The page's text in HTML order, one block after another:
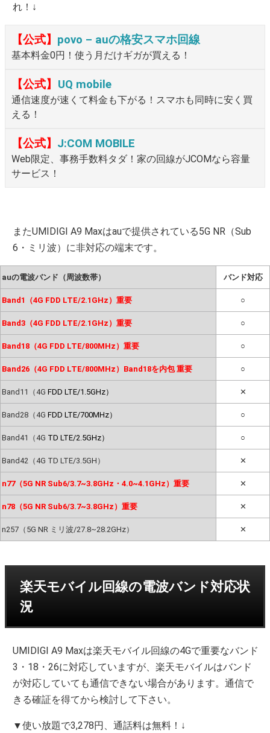
れ！↓
【公式】 povo – auの格安スマホ回線
基本料金0円！使う月だけギガが買える！
【公式】 UQ mobile
通信速度が速くて料金も下がる！スマホも同時に安く買
える！
【公式】 J:COM MOBILE
Web限定、事務手数料タダ！家の回線がJCOMなら容量
サービス！
またUMIDIGI A9 Maxはauで提供されている5G NR（Sub
6・ミリ波）に非対応の端末です。
auの電波バンド（周波数帯） バンド対応
Band1（4G FDD LTE/2.1GHz）重要 ○
Band3（4G FDD LTE/2.1GHz）重要 ○
Band18（4G FDD LTE/800MHz）重要 ○
Band26（4G FDD LTE/800MHz）Band18を内包 重要 ○
Band11（4G FDD LTE/1.5GHz） ✕
Band28（4G FDD LTE/700MHz） ○
Band41（4G TD LTE/2.5GHz） ○
Band42（4G TD LTE/3.5GH） ✕
n77（5G NR Sub6/3.7~3.8GHz・4.0~4.1GHz）重要 ✕
n78（5G NR Sub6/3.7~3.8GHz）重要 ✕
n257（5G NR ミリ波/27.8~28.2GHz） ✕
楽天モバイル回線の電波バンド対応状
況
UMIDIGI A9 Maxは楽天モバイル回線の4Gで重要なバンド
3・18・26に対応していますが、楽天モバイルはバンド
が対応していても通信できない場合があります。通信で
きる確証を得てから検討して下さい。
▼使い放題で3,278円、通話料は無料！↓